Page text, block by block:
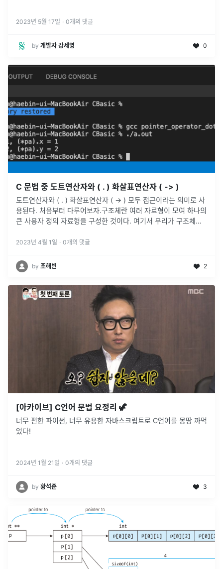
2023년 5월 17일 · 0개의 댓글
by 개발자 강세영 0
C 문법 중 도트연산자와 ( . ) 화살표연산자 ( -> )
도트연산자와 ( . ) 화살표연산자 ( -> ) 모두 접근이라는 의미로 사
용된다. 처음부터 다루어보자.구조체란 여러 자료형이 모여 하나의
큰 사용자 정의 자료형을 구성한 것이다. 여기서 우리가 구조체를
기...
2023년 4월 1일 · 0개의 댓글
by 조해빈 2
[아카이브] C언어 문법 요정리 🦖
너무 편한 파이썬, 너무 유용한 자바스크립트로 C언어를 몽땅 까먹
었다!
2024년 1월 21일 · 0개의 댓글
by 황석준 3